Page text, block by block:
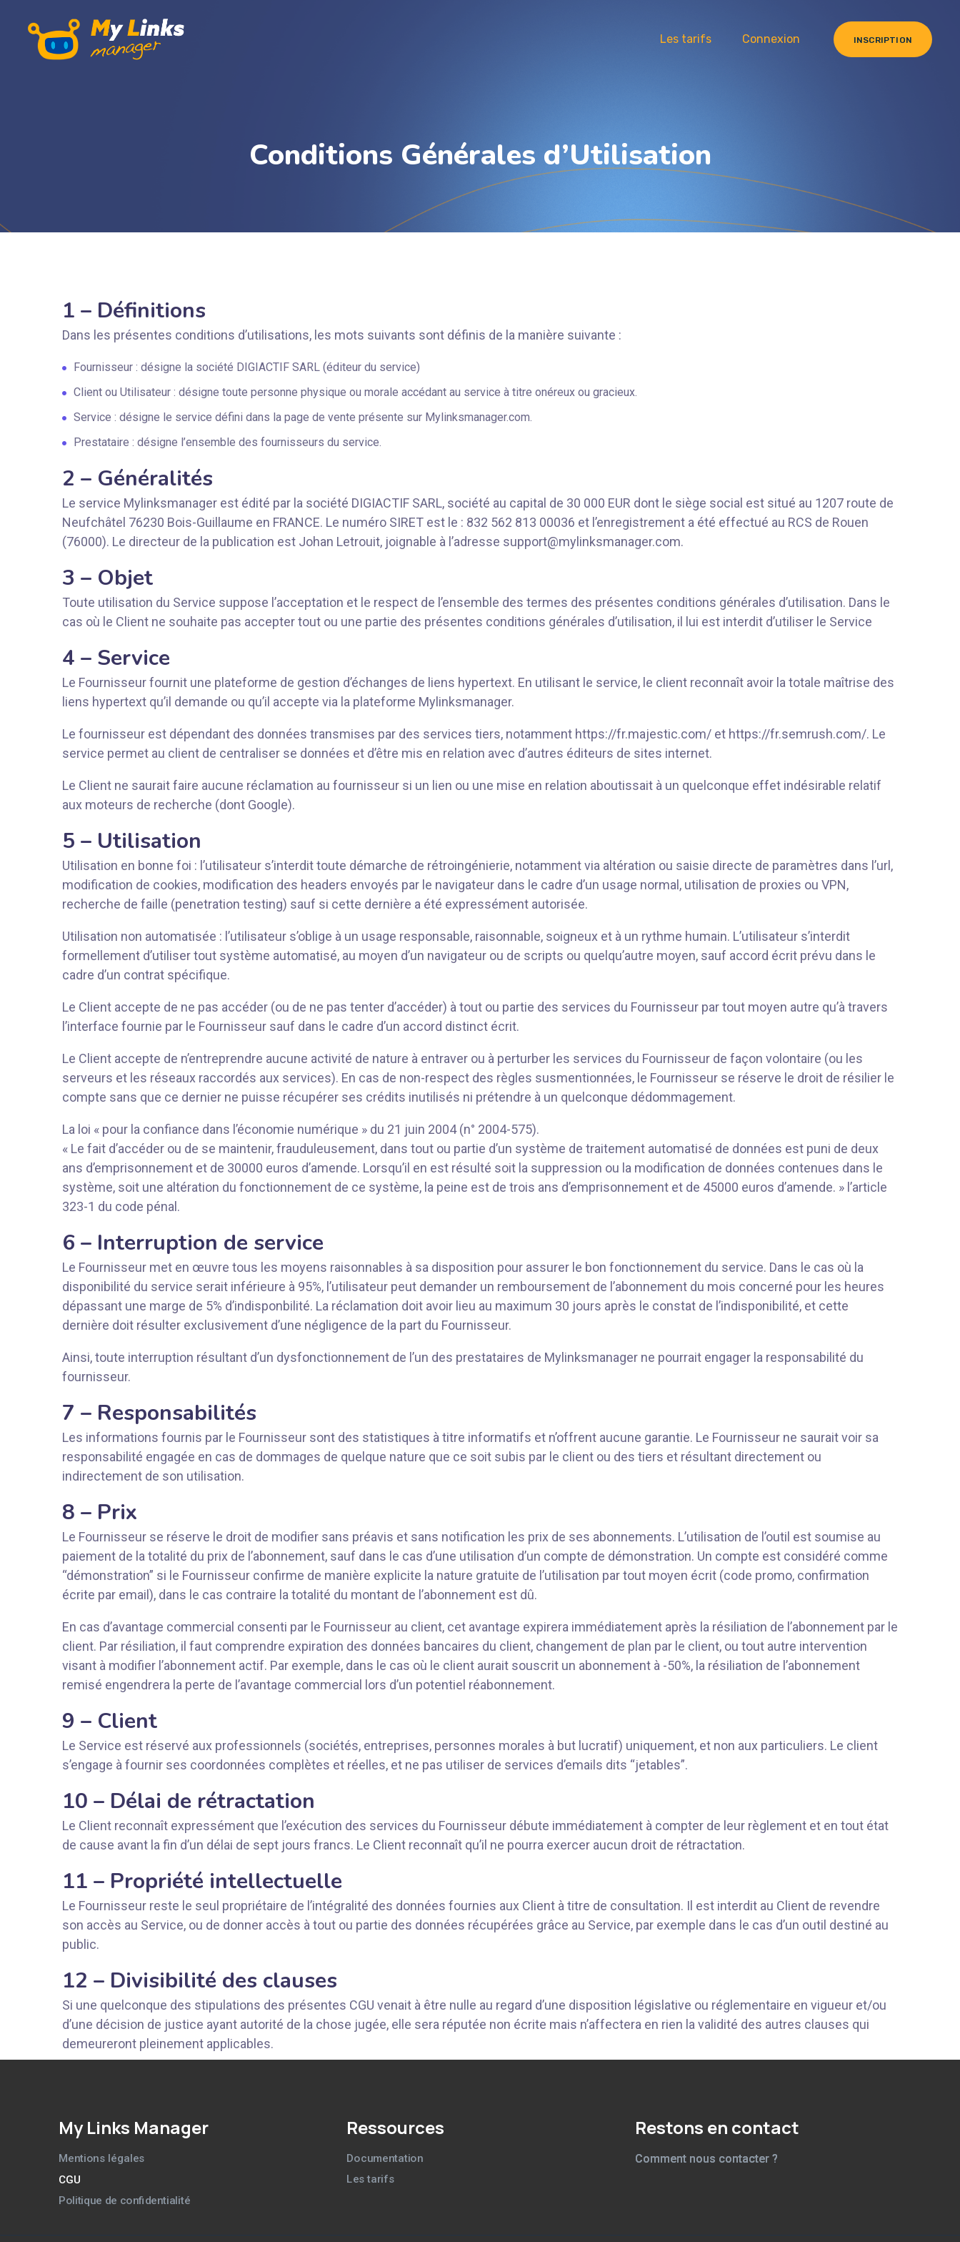
Les tarifs Connexion INSCRIPTION
Conditions Générales d’Utilisation
1 – Définitions
Dans les présentes conditions d’utilisations, les mots suivants sont définis de la manière suivante :
Fournisseur : désigne la société DIGIACTIF SARL (éditeur du service)
Client ou Utilisateur : désigne toute personne physique ou morale accédant au service à titre onéreux ou gracieux.
Service : désigne le service défini dans la page de vente présente sur Mylinksmanager.com.
Prestataire : désigne l’ensemble des fournisseurs du service.
2 – Généralités
Le service Mylinksmanager est édité par la société DIGIACTIF SARL, société au capital de 30 000 EUR dont le siège social est situé au 1207 route de
Neufchâtel 76230 Bois-Guillaume en FRANCE. Le numéro SIRET est le : 832 562 813 00036 et l’enregistrement a été effectué au RCS de Rouen
(76000). Le directeur de la publication est Johan Letrouit, joignable à l’adresse support@mylinksmanager.com.
3 – Objet
Toute utilisation du Service suppose l’acceptation et le respect de l’ensemble des termes des présentes conditions générales d’utilisation. Dans le
cas où le Client ne souhaite pas accepter tout ou une partie des présentes conditions générales d’utilisation, il lui est interdit d’utiliser le Service
4 – Service
Le Fournisseur fournit une plateforme de gestion d’échanges de liens hypertext. En utilisant le service, le client reconnaît avoir la totale maîtrise des
liens hypertext qu’il demande ou qu’il accepte via la plateforme Mylinksmanager.
Le fournisseur est dépendant des données transmises par des services tiers, notamment https://fr.majestic.com/ et https://fr.semrush.com/. Le
service permet au client de centraliser se données et d’être mis en relation avec d’autres éditeurs de sites internet.
Le Client ne saurait faire aucune réclamation au fournisseur si un lien ou une mise en relation aboutissait à un quelconque effet indésirable relatif
aux moteurs de recherche (dont Google).
5 – Utilisation
Utilisation en bonne foi : l’utilisateur s’interdit toute démarche de rétroingénierie, notamment via altération ou saisie directe de paramètres dans l’url,
modification de cookies, modification des headers envoyés par le navigateur dans le cadre d’un usage normal, utilisation de proxies ou VPN,
recherche de faille (penetration testing) sauf si cette dernière a été expressément autorisée.
Utilisation non automatisée : l’utilisateur s’oblige à un usage responsable, raisonnable, soigneux et à un rythme humain. L’utilisateur s’interdit
formellement d’utiliser tout système automatisé, au moyen d’un navigateur ou de scripts ou quelqu’autre moyen, sauf accord écrit prévu dans le
cadre d’un contrat spécifique.
Le Client accepte de ne pas accéder (ou de ne pas tenter d’accéder) à tout ou partie des services du Fournisseur par tout moyen autre qu’à travers
l’interface fournie par le Fournisseur sauf dans le cadre d’un accord distinct écrit.
Le Client accepte de n’entreprendre aucune activité de nature à entraver ou à perturber les services du Fournisseur de façon volontaire (ou les
serveurs et les réseaux raccordés aux services). En cas de non-respect des règles susmentionnées, le Fournisseur se réserve le droit de résilier le
compte sans que ce dernier ne puisse récupérer ses crédits inutilisés ni prétendre à un quelconque dédommagement.
La loi « pour la confiance dans l’économie numérique » du 21 juin 2004 (n° 2004-575).
« Le fait d’accéder ou de se maintenir, frauduleusement, dans tout ou partie d’un système de traitement automatisé de données est puni de deux
ans d’emprisonnement et de 30000 euros d’amende. Lorsqu’il en est résulté soit la suppression ou la modification de données contenues dans le
système, soit une altération du fonctionnement de ce système, la peine est de trois ans d’emprisonnement et de 45000 euros d’amende. » l’article
323-1 du code pénal.
6 – Interruption de service
Le Fournisseur met en œuvre tous les moyens raisonnables à sa disposition pour assurer le bon fonctionnement du service. Dans le cas où la
disponibilité du service serait inférieure à 95%, l’utilisateur peut demander un remboursement de l’abonnement du mois concerné pour les heures
dépassant une marge de 5% d’indisponbilité. La réclamation doit avoir lieu au maximum 30 jours après le constat de l’indisponibilité, et cette
dernière doit résulter exclusivement d’une négligence de la part du Fournisseur.
Ainsi, toute interruption résultant d’un dysfonctionnement de l’un des prestataires de Mylinksmanager ne pourrait engager la responsabilité du
fournisseur.
7 – Responsabilités
Les informations fournis par le Fournisseur sont des statistiques à titre informatifs et n’offrent aucune garantie. Le Fournisseur ne saurait voir sa
responsabilité engagée en cas de dommages de quelque nature que ce soit subis par le client ou des tiers et résultant directement ou
indirectement de son utilisation.
8 – Prix
Le Fournisseur se réserve le droit de modifier sans préavis et sans notification les prix de ses abonnements. L’utilisation de l’outil est soumise au
paiement de la totalité du prix de l’abonnement, sauf dans le cas d’une utilisation d’un compte de démonstration. Un compte est considéré comme
“démonstration” si le Fournisseur confirme de manière explicite la nature gratuite de l’utilisation par tout moyen écrit (code promo, confirmation
écrite par email), dans le cas contraire la totalité du montant de l’abonnement est dû.
En cas d’avantage commercial consenti par le Fournisseur au client, cet avantage expirera immédiatement après la résiliation de l’abonnement par le
client. Par résiliation, il faut comprendre expiration des données bancaires du client, changement de plan par le client, ou tout autre intervention
visant à modifier l’abonnement actif. Par exemple, dans le cas où le client aurait souscrit un abonnement à -50%, la résiliation de l’abonnement
remisé engendrera la perte de l’avantage commercial lors d’un potentiel réabonnement.
9 – Client
Le Service est réservé aux professionnels (sociétés, entreprises, personnes morales à but lucratif) uniquement, et non aux particuliers. Le client
s’engage à fournir ses coordonnées complètes et réelles, et ne pas utiliser de services d’emails dits “jetables”.
10 – Délai de rétractation
Le Client reconnaît expressément que l’exécution des services du Fournisseur débute immédiatement à compter de leur règlement et en tout état
de cause avant la fin d’un délai de sept jours francs. Le Client reconnaît qu’il ne pourra exercer aucun droit de rétractation.
11 – Propriété intellectuelle
Le Fournisseur reste le seul propriétaire de l’intégralité des données fournies aux Client à titre de consultation. Il est interdit au Client de revendre
son accès au Service, ou de donner accès à tout ou partie des données récupérées grâce au Service, par exemple dans le cas d’un outil destiné au
public.
12 – Divisibilité des clauses
Si une quelconque des stipulations des présentes CGU venait à être nulle au regard d’une disposition législative ou réglementaire en vigueur et/ou
d’une décision de justice ayant autorité de la chose jugée, elle sera réputée non écrite mais n’affectera en rien la validité des autres clauses qui
demeureront pleinement applicables.
My Links Manager
Mentions légales
CGU
Politique de confidentialité
Ressources
Documentation
Les tarifs
Restons en contact
Comment nous contacter ?